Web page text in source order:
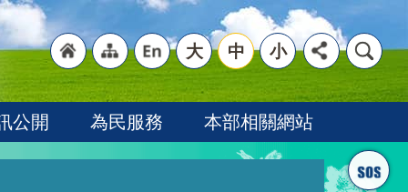
"網 "英
大 中 小
公開 為民服務 本部相關網站